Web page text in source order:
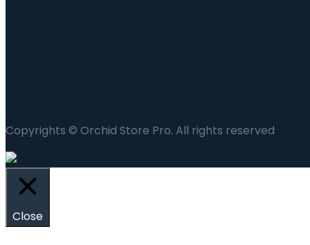
Copyrights © Orchid Store Pro. All rights reserved
Close